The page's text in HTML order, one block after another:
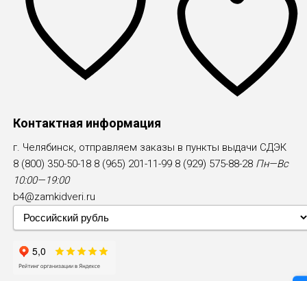
Контактная информация
г. Челябинск, отправляем заказы в пункты выдачи СДЭК
8 (800) 350-50-18 8 (965) 201-11-99 8 (929) 575-88-28 Пн—Вс
10:00—19:00
b4@zamkidveri.ru